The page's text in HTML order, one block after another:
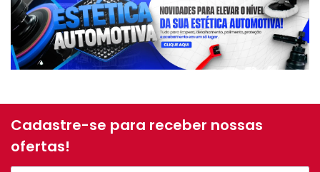
Cadastre-se para receber nossas
ofertas!